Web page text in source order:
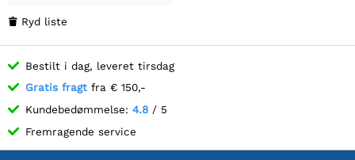
 Ryd liste
Bestilt i dag, leveret tirsdag
Gratis fragt fra € 150,-
Kundebedømmelse: 4.8 / 5
Fremragende service